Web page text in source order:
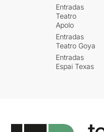
Entradas
Teatro
Apolo
Entradas
Teatro Goya
Entradas
Espai Texas